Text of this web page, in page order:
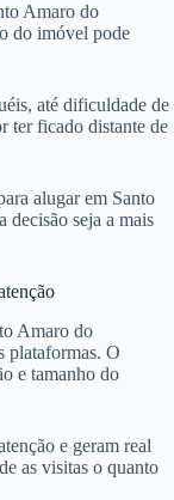
Amaro do
do imóvel pode
até dificuldade de
ter ficado distante de
alugar em Santo
decisão seja a mais
Amaro do
plataformas. O
e tamanho do
e geram real
as visitas o quanto